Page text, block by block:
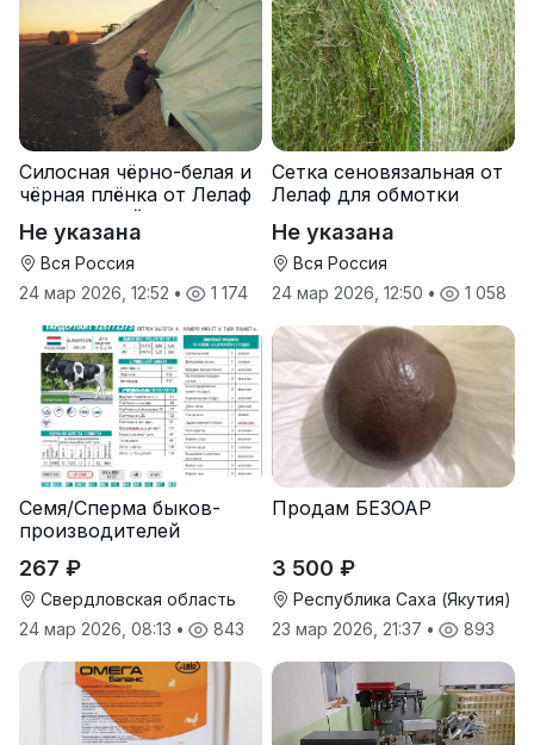
Силосная чёрно-белая и
чёрная плёнка от Лелаф
для траншей и ям
силоса/сенажа
Не указана
Вся Россия
24 мар 2026, 12:52 • 1 174
Сетка сеновязальная от
Лелаф для обмотки
Не указана
Вся Россия
24 мар 2026, 12:50 • 1 058
Семя/Сперма быков-
производителей
267 ₽
Свердловская область
24 мар 2026, 08:13 • 843
Продам БЕЗОАР
3 500 ₽
Республика Саха (Якутия)
23 мар 2026, 21:37 • 893